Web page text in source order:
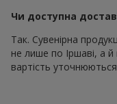
Чи доступна
Так. Сувенірна
не лише по Іршаві, а
вартість уточнюються